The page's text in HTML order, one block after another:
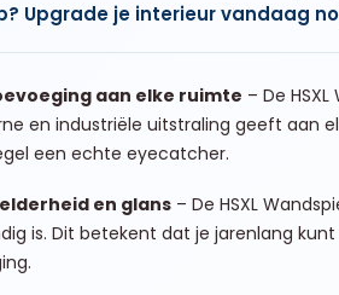
Upgrade je interieur vandaag
aan elke ruimte – De
en industriële uitstraling geeft aan
een echte eyecatcher.
en glans – De HSXL
is. Dit betekent dat je jarenlang